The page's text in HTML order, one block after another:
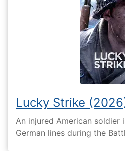
Lucky Strike
An injured American soldier
German lines during the